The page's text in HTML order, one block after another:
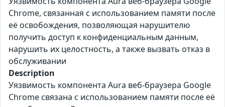
Chrome, связанная с использованием памяти после
её освобождения, позволяющая нарушителю
получить доступ к конфиденциальным данным,
нарушить их целостность, а также вызвать отказ в
обслуживании
Description
Уязвимость компонента Aura веб-браузера Google
Chrome связана с использованием памяти после её